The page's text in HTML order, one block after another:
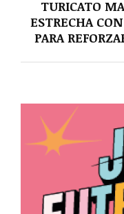
TURICATO
ESTRECHA
PARA